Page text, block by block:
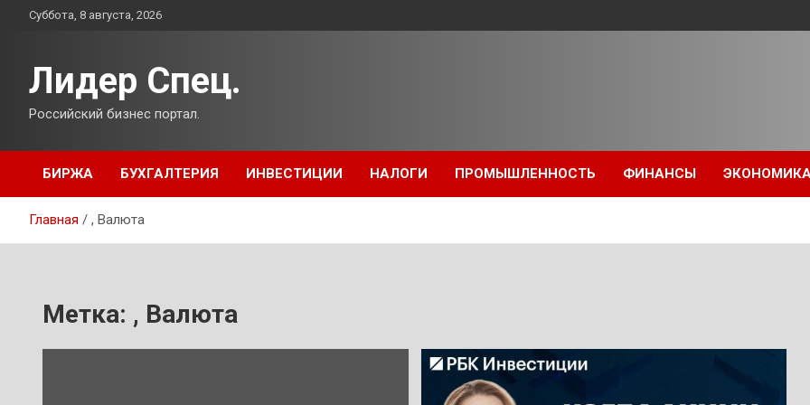
ПерейтиСуббота, 8 августа, 2026
Лидер Спец.
Российский бизнес портал.
БИРЖА БУХГАЛТЕРИЯ ИНВЕСТИЦИИ НАЛОГИ ПРОМЫШЛЕННОСТЬ ФИНАНСЫ
Главная , Валюта
Метка: , Валюта